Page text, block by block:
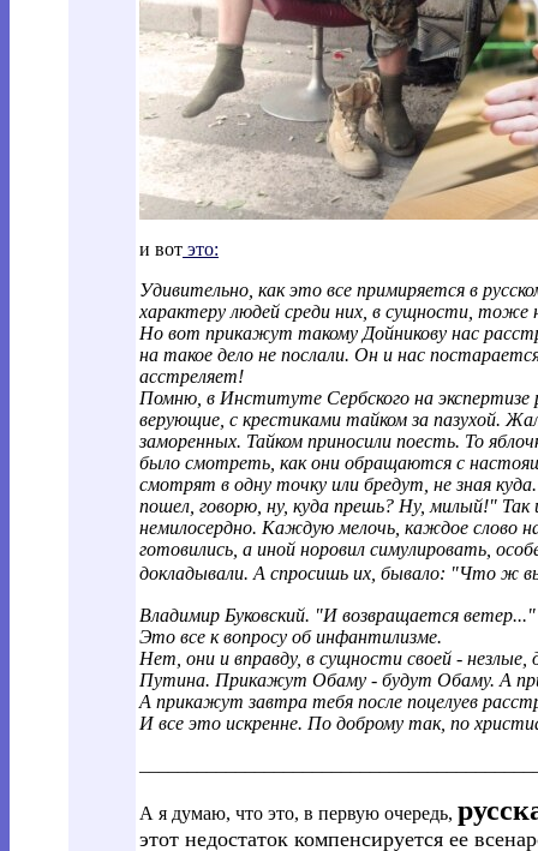
и вот это:
Удивительно, как это все примиряется в
характеру людей среди них, в сущности,
Но вот прикажут такому Дойникову нас
на такое дело не послали. Он и нас
асстреляет!
Помню, в Институте Сербского на экспертизе
верующие, с крестиками тайком за пазухой.
заморенных. Тайком приносили поесть. То
было смотреть, как они обращаются с
смотрят в одну точку или бредут, не зная
пошел, говорю, ну, куда прешь? Ну, милый!"
немилосердно. Каждую мелочь, каждое слово
готовились, а иной норовил симулировать,
докладывали. А спросишь их, бывало: "Что ж
Владимир Буковский. "И возвращается ветер..."
Это все к вопросу об инфантилизме.
Нет, они и вправду, в сущности своей -
Путина. Прикажут Обаму - будут Обаму. А
А прикажут завтра тебя после поцелуев
И все это искренне. По доброму так, по
А я думаю, что это, в первую очередь,
этот недостаток компенсируется ее